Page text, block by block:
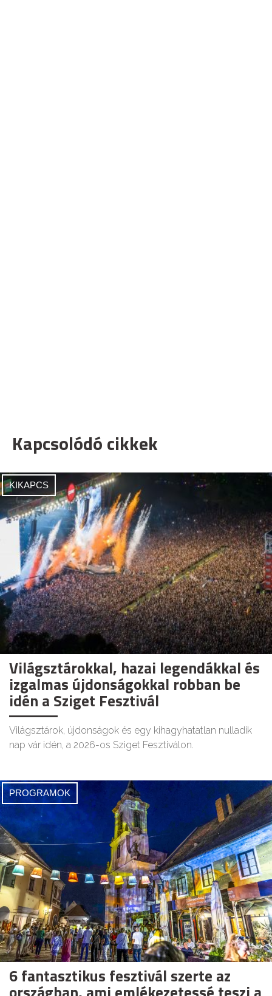
Kapcsolódó cikkek
KIKAPCS
Világsztárokkal, hazai legendákkal és
izgalmas újdonságokkal robban be
idén a Sziget Fesztivál
Világsztárok, újdonságok és egy kihagyhatatlan nulladik
nap vár idén, a 2026-os Sziget Fesztiválon.
PROGRAMOK
6 fantasztikus fesztivál szerte az